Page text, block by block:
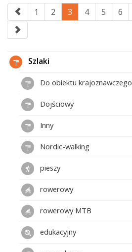
1 2 3 4 5 6
Szlaki
Do obiektu krajoznawczego
Dojściowy
Inny
Nordic-walking
pieszy
rowerowy
rowerowy MTB
edukacyjny